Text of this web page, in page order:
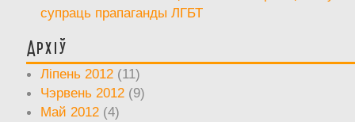
супраць прапаганды ЛГБТ
Архіў
Ліпень 2012 (11)
Чэрвень 2012 (9)
Май 2012 (4)